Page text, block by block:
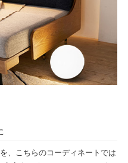
、こちらのコーディネートでは